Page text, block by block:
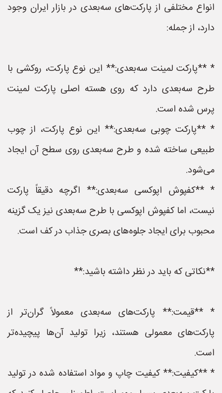
انواع مختلفی از پارکت‌های سه‌بعدی در بازار ایران وجود
دارد، از جمله:
* **پارکت لمینت سه‌بعدی:** این نوع پارکت، روکشی با
طرح سه‌بعدی دارد که روی هسته اصلی پارکت لمینت
پرس شده است.
* **پارکت چوبی سه‌بعدی:** این نوع پارکت، از چوب
طبیعی ساخته شده و طرح سه‌بعدی روی سطح آن ایجاد
می‌شود.
* **کفپوش اپوکسی سه‌بعدی:** اگرچه دقیقاً پارکت
نیست، اما کفپوش اپوکسی با طرح سه‌بعدی نیز یک گزینه
محبوب برای ایجاد جلوه‌های بصری جذاب در کف است.
**نکاتی که باید در نظر داشته باشید:**
* **قیمت:** پارکت‌های سه‌بعدی معمولاً گران‌تر از
پارکت‌های معمولی هستند، زیرا تولید آن‌ها پیچیده‌تر
است.
* **کیفیت:** کیفیت چاپ و مواد استفاده شده در تولید